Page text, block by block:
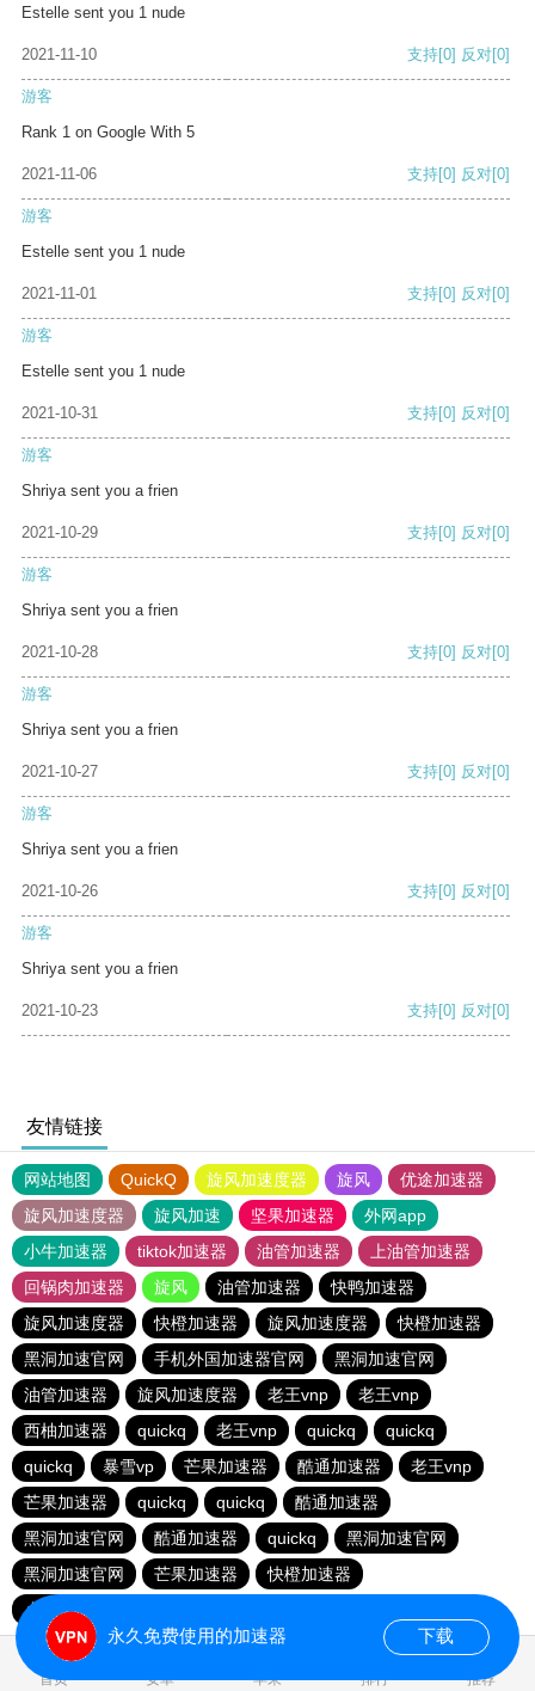
Estelle sent you 1 nude
2021-11-10 支持[0] 反对[0]
游客
Rank 1 on Google With 5
2021-11-06 支持[0] 反对[0]
游客
Estelle sent you 1 nude
2021-11-01 支持[0] 反对[0]
游客
Estelle sent you 1 nude
2021-10-31 支持[0] 反对[0]
游客
Shriya sent you a frien
2021-10-29 支持[0] 反对[0]
游客
Shriya sent you a frien
2021-10-28 支持[0] 反对[0]
游客
Shriya sent you a frien
2021-10-27 支持[0] 反对[0]
游客
Shriya sent you a frien
2021-10-26 支持[0] 反对[0]
游客
Shriya sent you a frien
2021-10-23 支持[0] 反对[0]
友情链接
网站地图 QuickQ 旋风加速度器 旋风
优途加速器
旋风加速度器
旋风加速 坚果加速器
外网app
小牛加速器
tiktok加速器 油管加速器
上油管加速器
回锅肉加速器
旋风 油管加速器
快鸭加速器
旋风加速度器
快橙加速器 旋风加速度器
快橙加速器
黑洞加速官网
手机外国加速器官网
黑洞加速官网
油管加速器
旋风加速度器 老王vnp
老王vnp
西柚加速器
quickq 老王vnp quickq
quickq
quickq
暴雪vp 芒果加速器 酷通加速器
老王vnp
芒果加速器
quickq quickq
酷通加速器
黑洞加速官网
酷通加速器 quickq
黑洞加速官网
黑洞加速官网
芒果加速器
快橙加速器
小猫咪ciash加速器
首页 安卓 苹果 排行 推荐
永久免费使用的加速器 下载